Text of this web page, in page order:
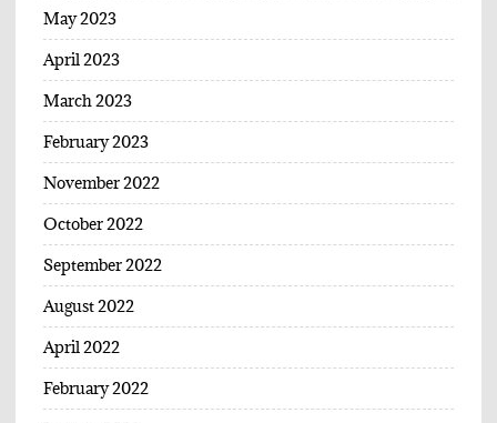
May 2023
April 2023
March 2023
February 2023
November 2022
October 2022
September 2022
August 2022
April 2022
February 2022